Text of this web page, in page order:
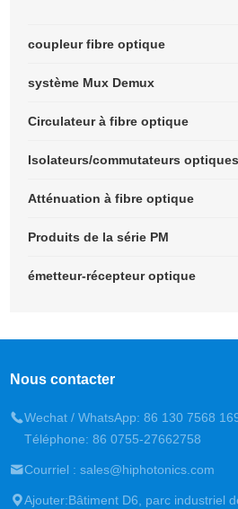
coupleur fibre optique
système Mux Demux
Circulateur à fibre optique
Isolateurs/commutateurs optiques
Atténuation à fibre optique
Produits de la série PM
émetteur-récepteur optique
Nous contacter
Wechat / WhatsApp: 86 130 7568
Téléphone: 86 0755-27662758
Courriel : sales@hiphotonics.com
Ajouter:Bâtiment D6, parc industriel